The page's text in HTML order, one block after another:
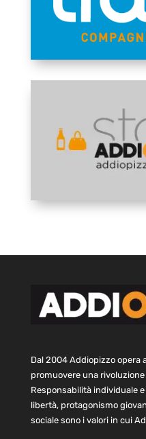
Dal 2004 Addiopizzo opera
promuovere una
Responsabilità individuale
libertà, protagonismo
sociale sono i valori in cui